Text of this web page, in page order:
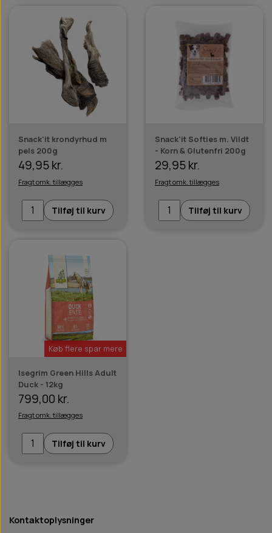
Snack'it krondyrhud m
pels 200g
49,95 kr.
Fragt omk. tillægges
Tilføj til kurv
Snack'it Softies m. Vildt
- Korn & Glutenfri 200g
29,95 kr.
Fragt omk. tillægges
Tilføj til kurv
Køb flere spar mere
Isegrim Green Hills Adult
Duck - 12kg
799,00 kr.
Fragt omk. tillægges
Tilføj til kurv
Kontaktoplysninger